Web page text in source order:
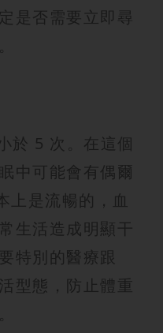
是否需要立即尋
於 5 次。在這個
中可能會有偶爾
上是流暢的，血
生活造成明顯干
特別的醫療跟
型態，防止體重